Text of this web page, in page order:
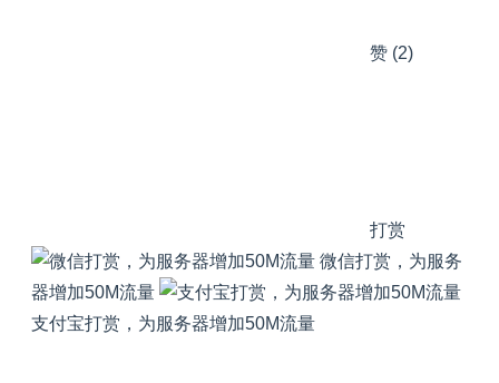
赞 (2)
打赏
微信打赏，为服务
器增加50M流量
支付宝打赏，为服务器增加50M流量